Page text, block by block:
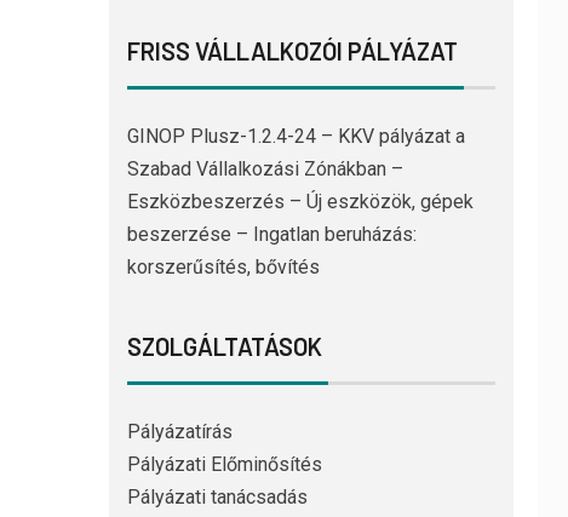
FRISS VÁLLALKOZÓI PÁLYÁZAT
GINOP Plusz-1.2.4-24 – KKV pályázat a
Szabad Vállalkozási Zónákban –
Eszközbeszerzés – Új eszközök, gépek
beszerzése – Ingatlan beruházás:
korszerűsítés, bővítés
SZOLGÁLTATÁSOK
Pályázatírás
Pályázati Előminősítés
Pályázati tanácsadás